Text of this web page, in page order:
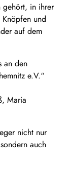
gehört, in ihrer
und
auf dem
an den
e.V.“
Maria
nicht nur
auch